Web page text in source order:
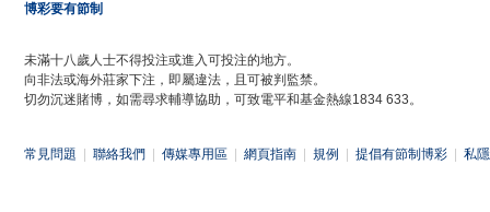
博彩要有節制
未滿十八歲人士不得投注或進入可投注的地方。
向非法或海外莊家下注，即屬違法，且可被判監禁。
切勿沉迷賭博，如需尋求輔導協助，可致電平和基金熱線1834 633。
常見問題 聯絡我們 傳媒專用區 網頁指南 規例 提倡有節制博彩 私